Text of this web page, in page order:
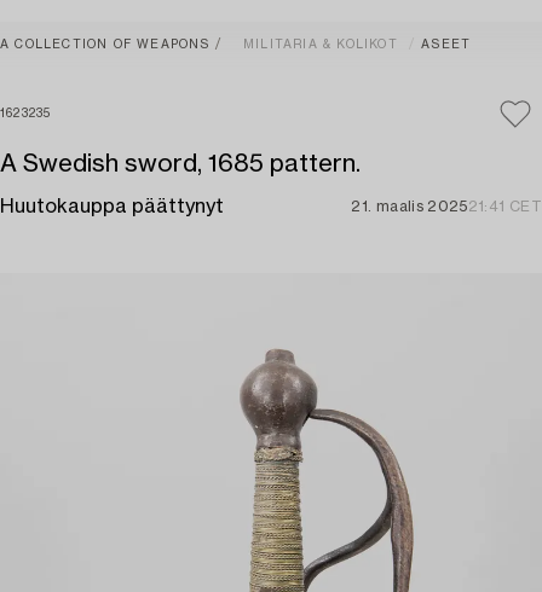
A COLLECTION OF WEAPONS MILITARIA & KOLIKOT ASEET
1623235
A Swedish sword, 1685 pattern.
Huutokauppa päättynyt 21. maalis 202521:41 CET